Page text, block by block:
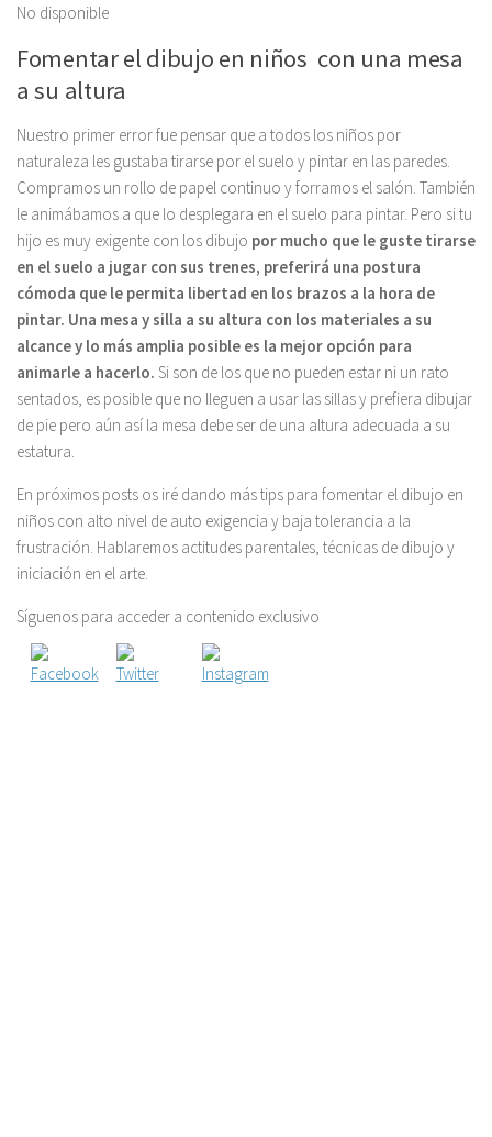
No disponible
Fomentar el dibujo en niños con una mesa
a su altura
Nuestro primer error fue pensar que a todos los niños por
naturaleza les gustaba tirarse por el suelo y pintar en las paredes.
Compramos un rollo de papel continuo y forramos el salón. También
le animábamos a que lo desplegara en el suelo para pintar. Pero si tu
hijo es muy exigente con los dibujo por mucho que le guste tirarse
en el suelo a jugar con sus trenes, preferirá una postura
cómoda que le permita libertad en los brazos a la hora de
pintar. Una mesa y silla a su altura con los materiales a su
alcance y lo más amplia posible es la mejor opción para
animarle a hacerlo. Si son de los que no pueden estar ni un rato
sentados, es posible que no lleguen a usar las sillas y prefiera dibujar
de pie pero aún así la mesa debe ser de una altura adecuada a su
estatura.
En próximos posts os iré dando más tips para fomentar el dibujo en
niños con alto nivel de auto exigencia y baja tolerancia a la
frustración. Hablaremos actitudes parentales, técnicas de dibujo y
iniciación en el arte.
Síguenos para acceder a contenido exclusivo